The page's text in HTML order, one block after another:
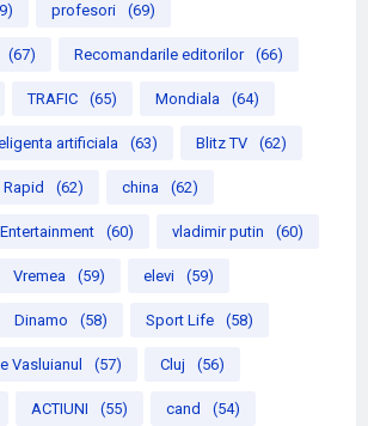
profesori (69)
(67) Recomandarile editorilor (66)
TRAFIC (65) Mondiala (64)
artificiala (63) Blitz TV (62)
Rapid (62) china (62)
Entertainment (60) vladimir putin (60)
Vremea (59) elevi (59)
Dinamo (58) Sport Life (58)
le Vasluianul (57) Cluj (56)
ACTIUNI (55) cand (54)